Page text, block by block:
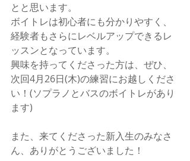
とと思います。
ボイトレは初心者にも分かりやすく、
経験者もさらにレベルアップできるレ
ッスンとなっています。
興味を持ってくださった方は、ぜひ、
次回4月26日(木)の練習にお越しくださ
い！(ソプラノとバスのボイトレがあり
ます)
また、来てくださった新入生のみなさ
ん、ありがとうございました！